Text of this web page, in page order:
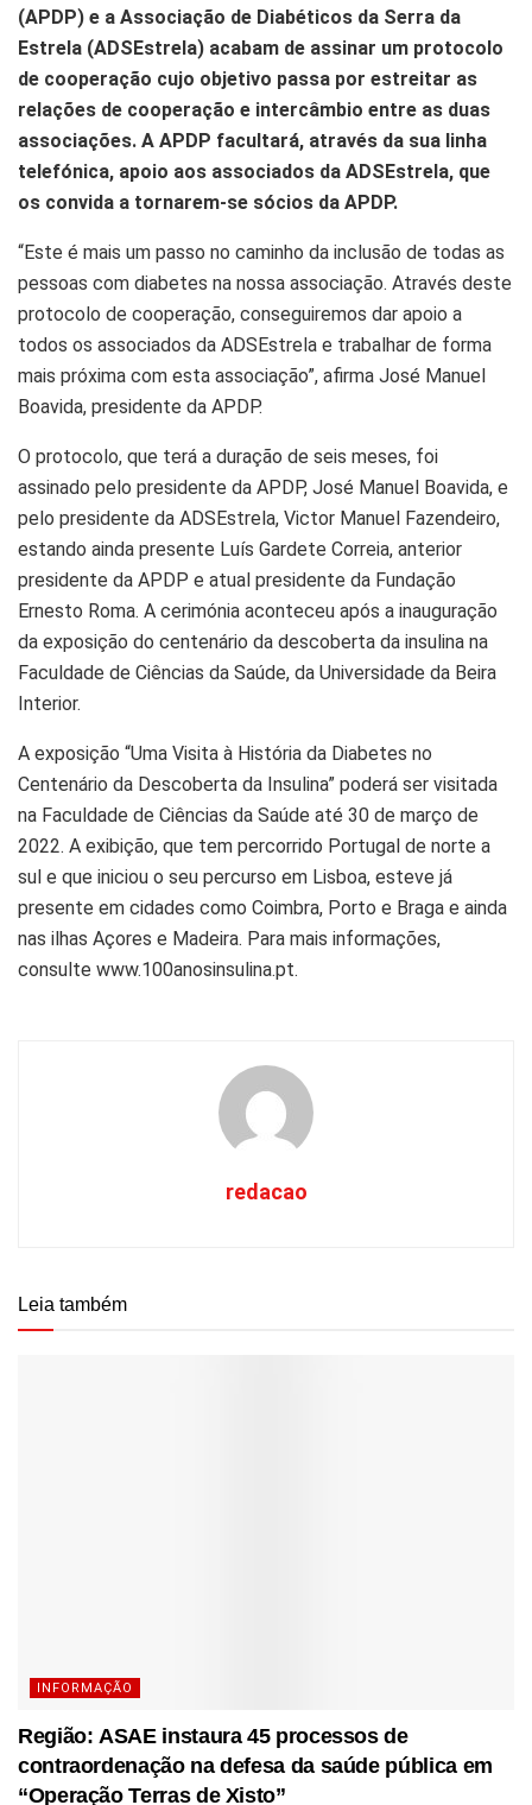
(APDP) e a Associação de Diabéticos da Serra da
Estrela (ADSEstrela) acabam de assinar um protocolo
de cooperação cujo objetivo passa por estreitar as
relações de cooperação e intercâmbio entre as duas
associações. A APDP facultará, através da sua linha
telefónica, apoio aos associados da ADSEstrela, que
os convida a tornarem-se sócios da APDP.
“Este é mais um passo no caminho da inclusão de todas as
pessoas com diabetes na nossa associação. Através deste
protocolo de cooperação, conseguiremos dar apoio a
todos os associados da ADSEstrela e trabalhar de forma
mais próxima com esta associação”, afirma José Manuel
Boavida, presidente da APDP.
O protocolo, que terá a duração de seis meses, foi
assinado pelo presidente da APDP, José Manuel Boavida, e
pelo presidente da ADSEstrela, Victor Manuel Fazendeiro,
estando ainda presente Luís Gardete Correia, anterior
presidente da APDP e atual presidente da Fundação
Ernesto Roma. A cerimónia aconteceu após a inauguração
da exposição do centenário da descoberta da insulina na
Faculdade de Ciências da Saúde, da Universidade da Beira
Interior.
A exposição “Uma Visita à História da Diabetes no
Centenário da Descoberta da Insulina” poderá ser visitada
na Faculdade de Ciências da Saúde até 30 de março de
2022. A exibição, que tem percorrido Portugal de norte a
sul e que iniciou o seu percurso em Lisboa, esteve já
presente em cidades como Coimbra, Porto e Braga e ainda
nas ilhas Açores e Madeira. Para mais informações,
consulte www.100anosinsulina.pt.
redacao
Leia também
INFORMAÇÃO
Região: ASAE instaura 45 processos de
contraordenação na defesa da saúde pública em
“Operação Terras de Xisto”